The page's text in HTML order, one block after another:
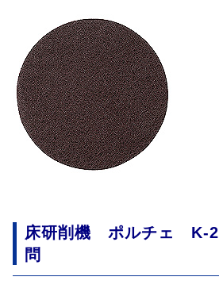
床研削機 ポルチェ K-
問